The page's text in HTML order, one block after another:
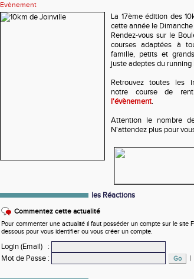
Evènement
La 17ème édition des
cette année le Dimanche
Rendez-vous sur le
courses adaptées à
famille, petits et
juste adeptes du running
Retrouvez toutes les
notre course de
l'évènement.
Attention le nombre
N'attendez plus pour
les Réactions
Commentez cette actualité
Pour commenter une actualité il faut posséder un compte sur le site
dessous pour vous identifier ou vous créer un compte.
Login (Email)
:
Mot de Passe : |